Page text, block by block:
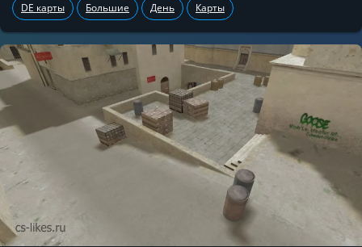
DE карты Большие День Карты